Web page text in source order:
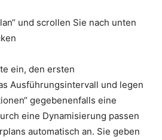
und scrollen Sie nach unten
ein, den ersten
Ausführungsintervall und legen
gegebenenfalls eine
eine Dynamisierung passen
automatisch an. Sie geben